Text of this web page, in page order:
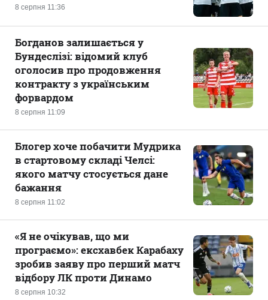
8 серпня 11:36
8 серпня 11:09
Богданов залишається у
Бундеслізі: відомий клуб
оголосив про продовження
контракту з українським
форвардом
8 серпня 11:02
Блогер хоче побачити Мудрика
в стартовому складі Челсі:
якого матчу стосується дане
бажання
8 серпня 10:32
«Я не очікував, що ми
програємо»: ексхавбек Карабаху
зробив заяву про перший матч
відбору ЛК проти Динамо